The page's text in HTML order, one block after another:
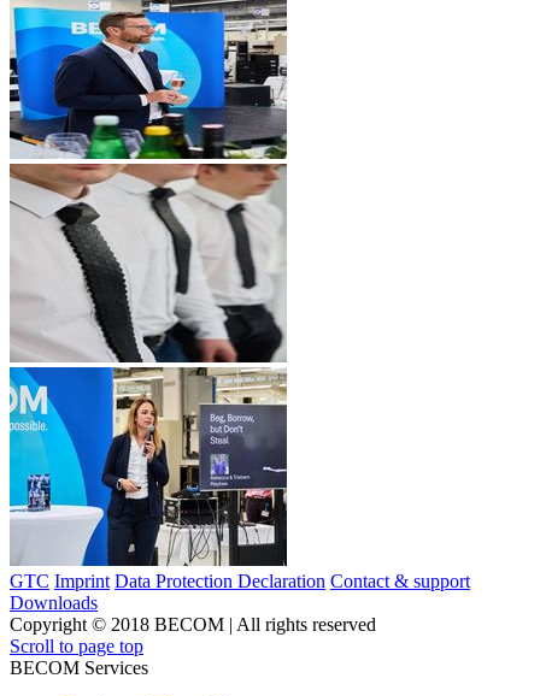
GTC Imprint Data Protection Declaration Contact & support
Downloads
Copyright © 2018 BECOM | All rights reserved
Scroll to page top
BECOM Services